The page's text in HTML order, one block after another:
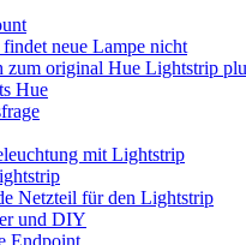
neue Lampe nicht
zum original Hue Lightstrip
Hue
mit Lightstrip
Netzteil für den Lightstrip
und DIY
Endpoint